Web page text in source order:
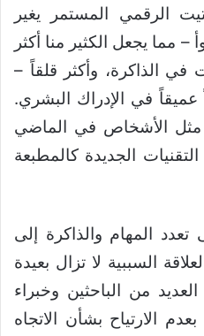
الرقمي المستمر يغير
– مما يجعل الكثير منا أكثر
في الذاكرة، وأكثر قلقاً –
عميقاً في الإدراك البشري.
مثل الأشخاص في الماضي
الجديدة كالمطبعة
تعدد المهام والذاكرة إلى
السببية لا تزال بعيدة
من الباحثين وخبراء
الارتياح بشأن الاتجاه